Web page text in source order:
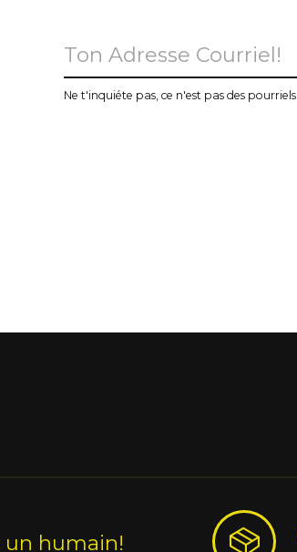
Ne t'inquiéte pas, ce n'est pas des pourriels
un humain!